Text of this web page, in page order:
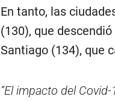
En tanto, las
(130), que
Santiago (134), que
“El impacto del